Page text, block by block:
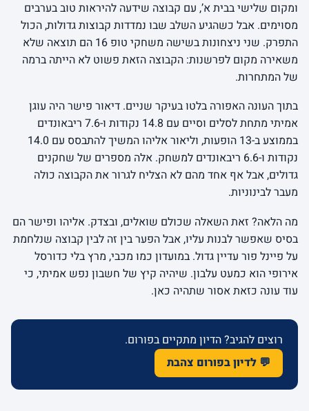
ומקום שלישי בבית א’, עם קבוצה שידעה להיראות טוב בערבים
מסוימים. אבל כשהגיע השלב שבו נמדדות קבוצות גדולות, הכול
התפרק. שני ניצחונות בשישה משחקי טופ 16 הם תוצאה שלא
משאירה מקום לפרשנות: הקבוצה הזאת פשוט לא הייתה ברמה
של המתחרות.
בתוך העונה האפורה בלטו בעיקר שניים. דיאור פישר היה עוגן
אמיתי מתחת לסלים וסיים עם 14.8 נקודות ו-7.6 ריבאונדים
בממוצע ב-13 הופעות, וליאור אליהו המשיך להתבסס עם 14.0
נקודות ו-6.6 ריבאונדים למשחק. אלה מספרים של שחקנים
גדולים, אבל אף אחד מהם לא הצליח לגרור את הקבוצה כולה
מעבר לבינוניות.
מה הלאה? זאת השאלה שכולם שואלים, ובצדק. אליהו ופישר הם
בסיס שאפשר לבנות עליו, אבל הפער בין זה לבין קבוצה שנלחמת
על פיינל פור עדיין גדול. במועדון כמו מכבי, מרץ בלי כדורסל
אירופי הוא כמעט עלבון. שיהיה קיץ של חשבון נפש אמיתי, כי
עוד עונה כזאת אסור שתהיה כאן.
רוצים להגיב? הדיון מתקיים בפורום.
💬 לדיון בפורום צהבת